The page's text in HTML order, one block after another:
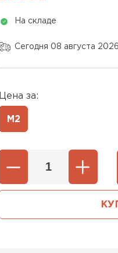
На складе
Сегодня 08 августа
Цена за:
М2